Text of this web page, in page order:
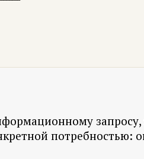
потребностью: